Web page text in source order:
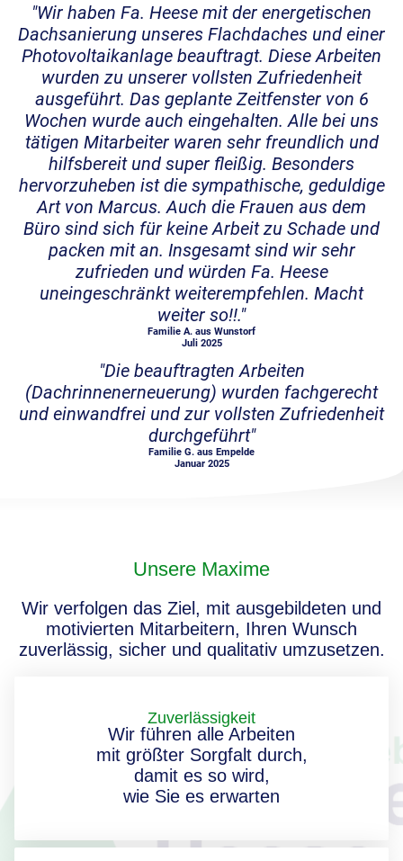
"Wir haben Fa. Heese mit der energetischen
Dachsanierung unseres Flachdaches und einer
Photovoltaikanlage beauftragt. Diese Arbeiten
wurden zu unserer vollsten Zufriedenheit
ausgeführt. Das geplante Zeitfenster von 6
Wochen wurde auch eingehalten. Alle bei uns
tätigen Mitarbeiter waren sehr freundlich und
hilfsbereit und super fleißig. Besonders
hervorzuheben ist die sympathische, geduldige
Art von Marcus. Auch die Frauen aus dem
Büro sind sich für keine Arbeit zu Schade und
packen mit an. Insgesamt sind wir sehr
zufrieden und würden Fa. Heese
uneingeschränkt weiterempfehlen. Macht
weiter so!!."
Familie A. aus Wunstorf
Juli 2025
"Die beauftragten Arbeiten
(Dachrinnenerneuerung) wurden fachgerecht
und einwandfrei und zur vollsten Zufriedenheit
durchgeführt"
Familie G. aus Empelde
Januar 2025
Unsere Maxime
Wir verfolgen das Ziel, mit ausgebildeten und
motivierten Mitarbeitern, Ihren Wunsch
zuverlässig, sicher und qualitativ umzusetzen.
Zuverlässigkeit
Wir führen alle Arbeiten
mit größter Sorgfalt durch,
damit es so wird,
wie Sie es erwarten